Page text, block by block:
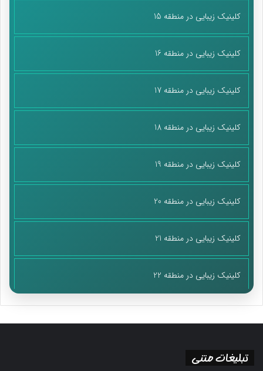
کلینیک زیبایی در منطقه 15
کلینیک زیبایی در منطقه 16
کلینیک زیبایی در منطقه 17
کلینیک زیبایی در منطقه 18
کلینیک زیبایی در منطقه 19
کلینیک زیبایی در منطقه 20
کلینیک زیبایی در منطقه 21
کلینیک زیبایی در منطقه 22
تبلیغات متنی